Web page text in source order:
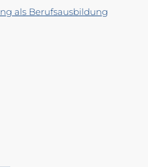
als Berufsausbildung